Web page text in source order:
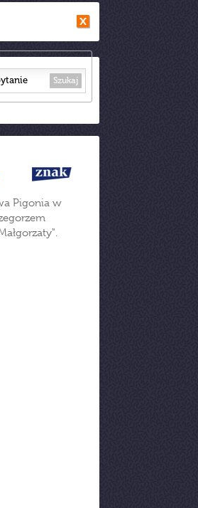
Szukaj
Pigonia w